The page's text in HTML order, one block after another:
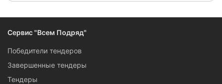
Сервис "Всем Подряд"
Победители тендеров
Завершенные тендеры
Тендеры